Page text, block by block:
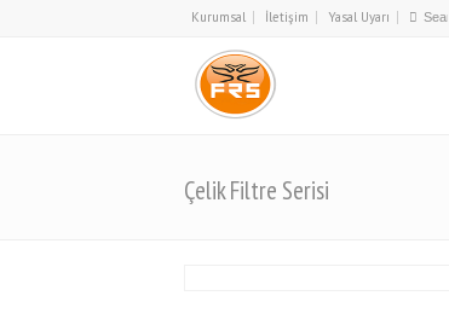
Kurumsal İletişim Yasal Uyarı
Çelik Filtre Serisi